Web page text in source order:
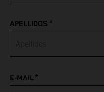
Belarus
Belgium
Benin
APELLIDOS *
E-MAIL*